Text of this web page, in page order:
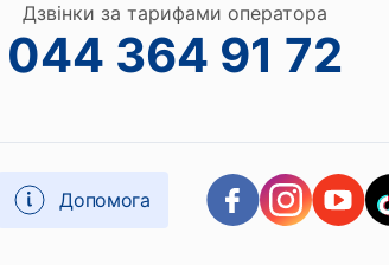
Дзвінки за тарифами оператора
044 364 91 72
Допомога